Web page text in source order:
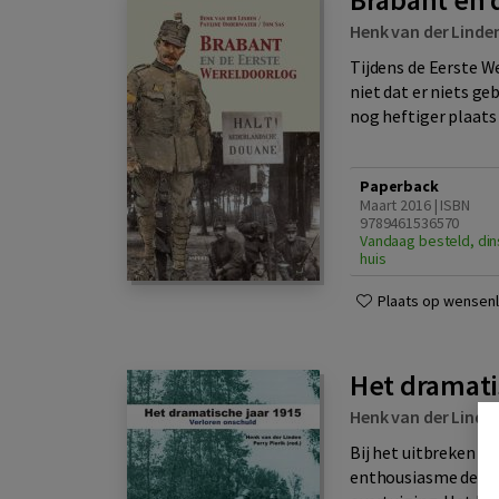
Henk van der
Tijdens de Eerste
niet dat er niets
nog heftiger plaats
Paperback
Maart 2016 | ISBN
9789461536570
Vandaag besteld,
huis
Plaats op
Het
Henk van der Linden
Bij het uitbreken
enthousiasme de